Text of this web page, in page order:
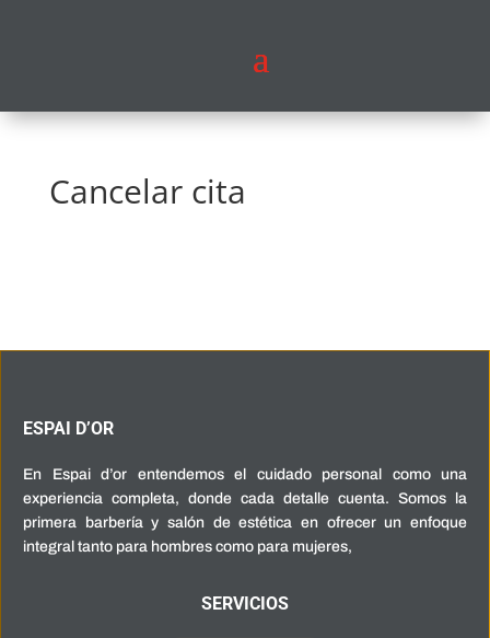
Cancelar cita
ESPAI D’OR
En Espai d’or entendemos el cuidado personal como una
experiencia completa, donde cada detalle cuenta. Somos la
primera barbería y salón de estética en ofrecer un enfoque
integral tanto para hombres como para mujeres,
SERVICIOS